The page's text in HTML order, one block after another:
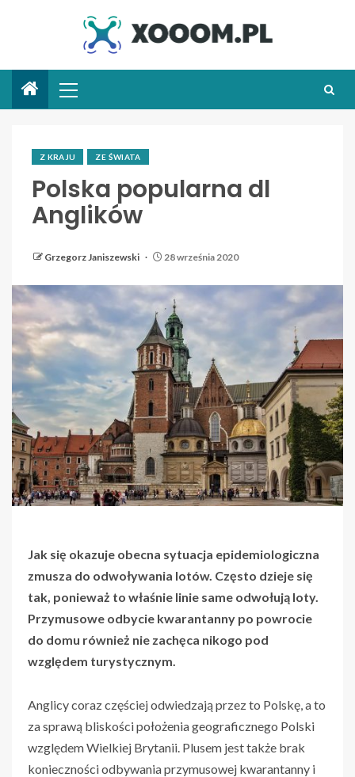
Z KRAJU ZE ŚWIATA
Polska popularna dl
Anglików
Grzegorz Janiszewski 28 września 2020
Jak się okazuje obecna sytuacja epidemiologiczna
zmusza do odwoływania lotów. Często dzieje się
tak, ponieważ to właśnie linie same odwołują loty.
Przymusowe odbycie kwarantanny po powrocie
do domu również nie zachęca nikogo pod
względem turystycznym.
Anglicy coraz częściej odwiedzają przez to Polskę, a to
za sprawą bliskości położenia geograficznego Polski
względem Wielkiej Brytanii. Plusem jest także brak
konieczności odbywania przymusowej kwarantanny i